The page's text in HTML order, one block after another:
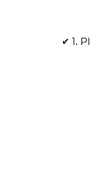
✔ 1.